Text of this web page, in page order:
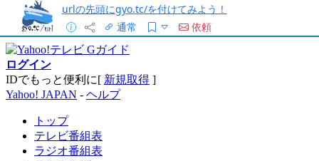
urlの先頭にgyo.tc/を付けてみよう！
通常
依頼